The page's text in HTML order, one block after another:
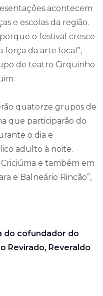
acontecem
e escolas da região.
o festival cresce
força da arte local”,
de teatro Cirquinho
quatorze grupos de
que participarão do
o dia e
adulto à noite.
e também em
e Balneário Rincão”,
do cofundador do
Revirado, Reveraldo